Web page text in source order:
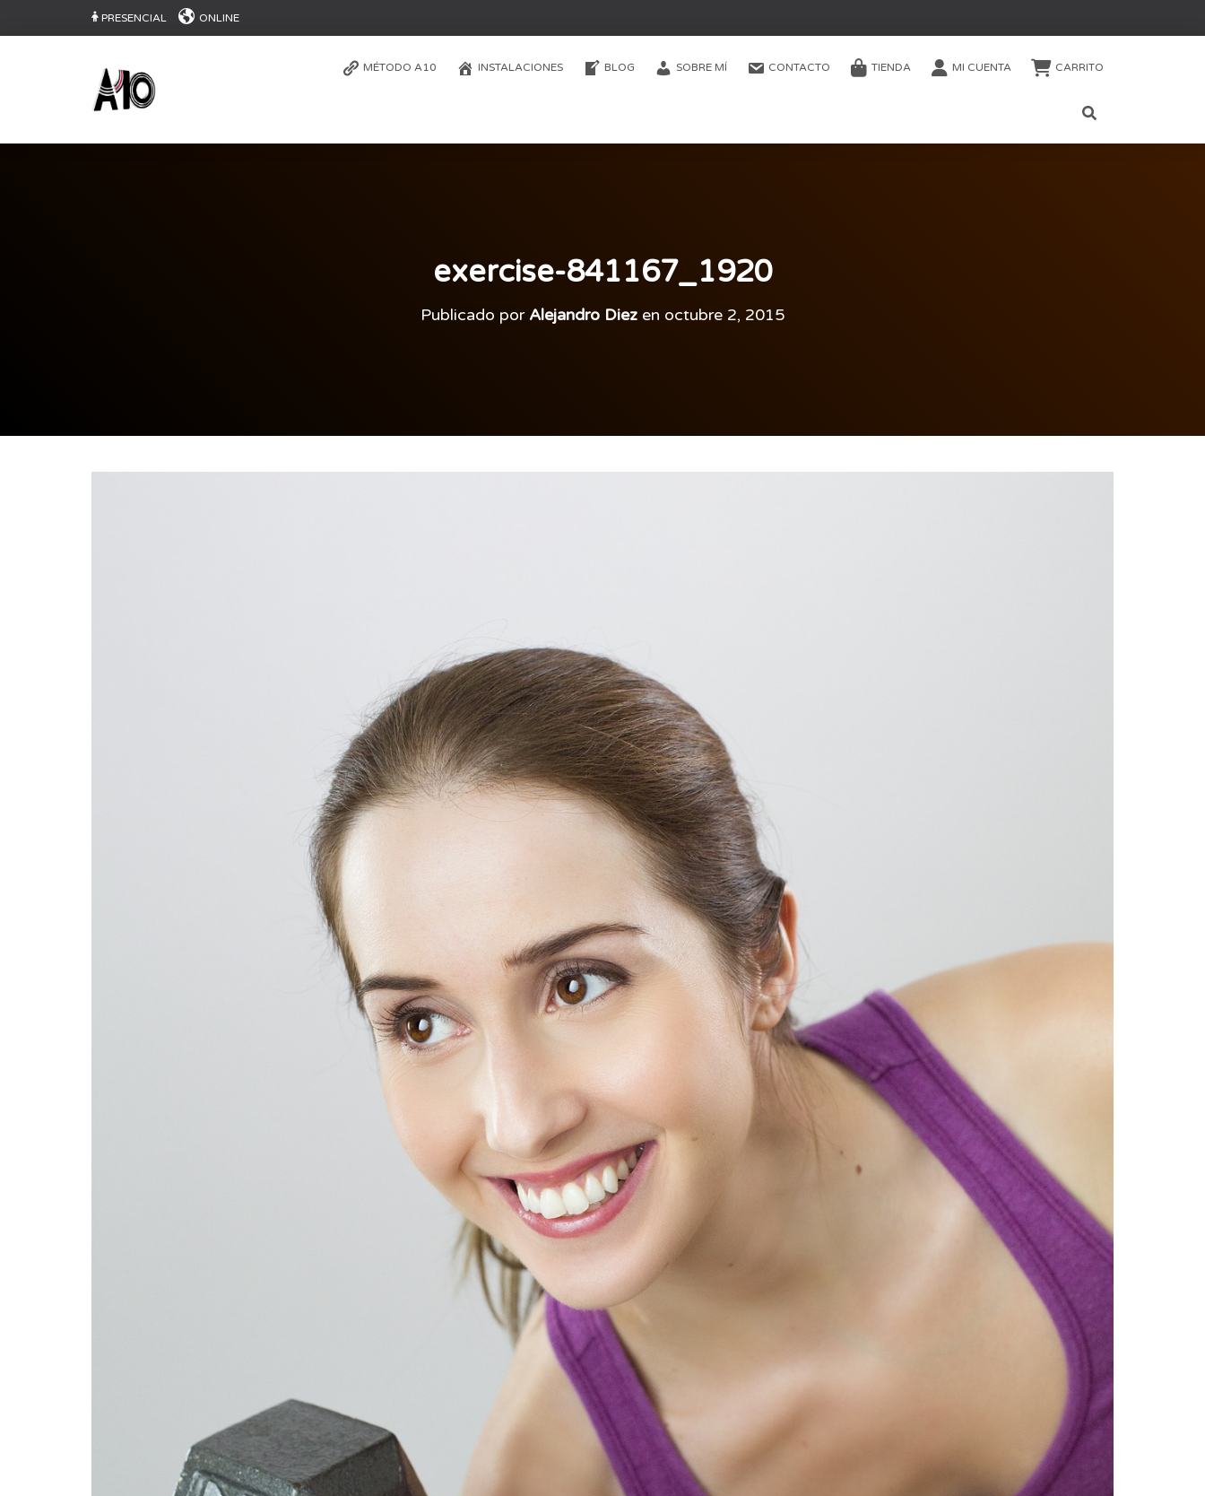
PRESENCIAL ONLINE
MÉTODO A10 INSTALACIONES BLOG SOBRE MÍ CONTACTO TIENDA MI CUENTA CARRITO
exercise-841167_1920
Publicado por Alejandro Diez en octubre 2, 2015